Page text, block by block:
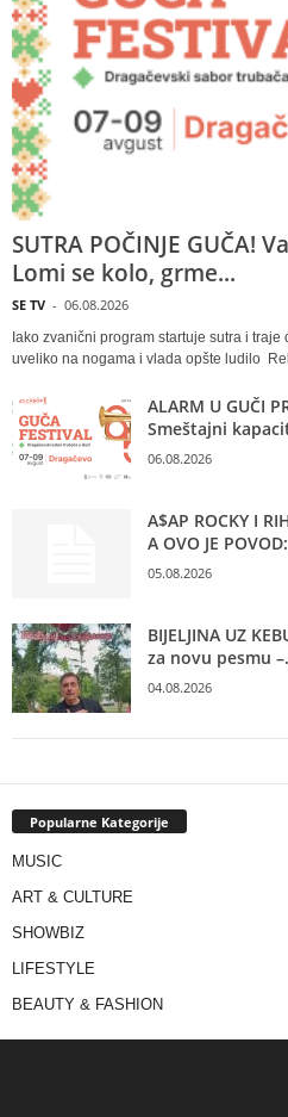
SUTRA POČINJE GUČA!
Lomi se kolo, grme...
SE TV - 06.08.2026
Iako zvanični program startuje sutra i
uveliko na nogama i vlada opšte ludilo
ALARM U GUČI
Smeštajni
06.08.2026
A$AP ROCKY I
A OVO JE
05.08.2026
BIJELJINA UZ
za novu pesmu
04.08.2026
Popularne Kategorije
MUSIC
ART & CULTURE
SHOWBIZ
LIFESTYLE
BEAUTY & FASHION